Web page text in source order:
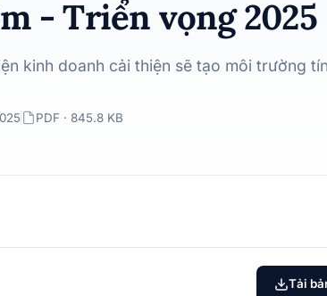
- Triển vọng 2025
kinh doanh cải thiện sẽ tạo môi trường
PDF · 845.8 KB
Tải